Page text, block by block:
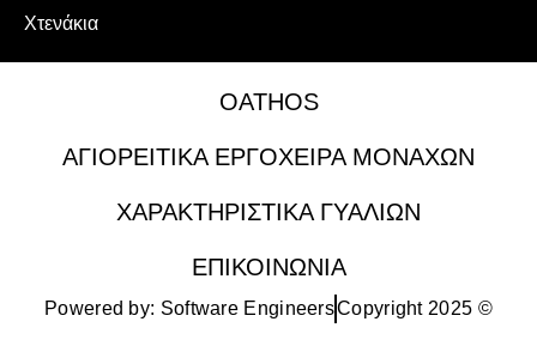
Χτενάκια
OATHOS
ΑΓΙΟΡΕΙΤΙΚΑ ΕΡΓΟΧΕΙΡΑ ΜΟΝΑΧΩΝ
ΧΑΡΑΚΤΗΡΙΣΤΙΚΑ ΓΥΑΛΙΩΝ
ΕΠΙΚΟΙΝΩΝΙΑ
Powered by: Software EngineersCopyright 2025 ©